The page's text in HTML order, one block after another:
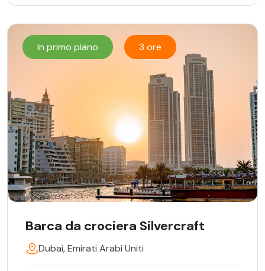
In primo piano 3 ore
Barca da crociera Silvercraft
Dubai, Emirati Arabi Uniti